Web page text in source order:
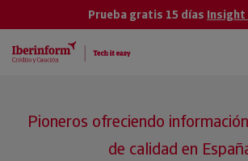
Prueba gratis 15 días Insight
Pioneros ofreciendo
de calidad en